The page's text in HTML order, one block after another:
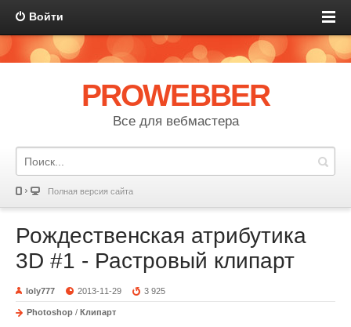
Войти
PROWEBBER
Все для вебмастера
Полная версия сайта
Рождественская атрибутика
3D #1 - Растровый клипарт
loly777 2013-11-29 3 925
Photoshop / Клипарт